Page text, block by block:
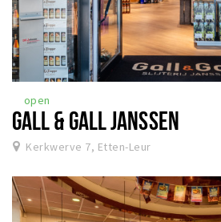
open
GALL & GALL JANSSEN
Kerkwerve 7, Etten-Leur